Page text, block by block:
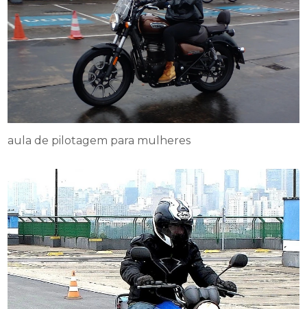
aula de pilotagem para mulheres